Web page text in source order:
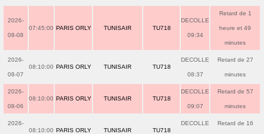
2026-
08-08
07:45:00 PARIS ORLY TUNISAIR TU718
DECOLLE
09:34
Retard de 1
heure et 49
minutes
2026-
08-07
08:10:00 PARIS ORLY TUNISAIR TU718
DECOLLE
08:37
Retard de 27
minutes
2026-
08-06
08:10:00 PARIS ORLY TUNISAIR TU718
DECOLLE
09:07
Retard de 57
minutes
2026-
08:10:00 PARIS ORLY TUNISAIR TU718
DECOLLE Retard de 16